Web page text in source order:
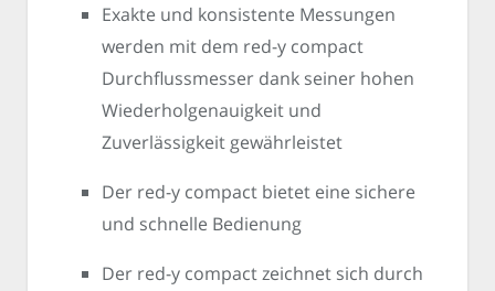
Exakte und konsistente Messungen
werden mit dem red-y compact
Durchflussmesser dank seiner hohen
Wiederholgenauigkeit und
Zuverlässigkeit gewährleistet
Der red-y compact bietet eine sichere
und schnelle Bedienung
Der red-y compact zeichnet sich durch